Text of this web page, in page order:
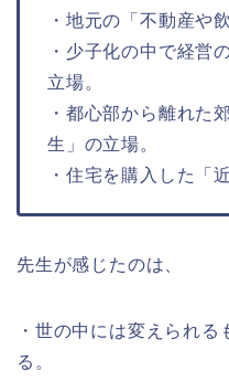
・地元の「不動産や
・少子化の中で経営
立場。
・都心部から離れた
生」の立場。
・住宅を購入した「
先生が感じたのは、
・世の中には変えられ
る。